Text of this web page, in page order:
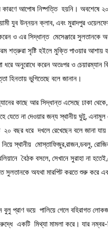
আপোষ নিষ্পত্তি হয়নি। অবশেষে
যুব উন্নয়ন ক্লাব, এবং মুরাদপুর
ও এর সিদ্ধান্ত মেসেঞ্জারে সুলতানকে
শত্রুরা সৃষ্টি হইলে মুক্তি পাওয়ার আশায়
ধরে অনুরোধে করেন অতঃপর ও চেয়ারম্যান
হিনতায় ভুগিতেছে বলে জানান।
কাছে আর সিদ্ধান্ত এসেছে ঢাকা
না দেওয়ার জন্য স্থানীয় ঘুটু, এনামুল
২০ বছর ধরে দখলে রেখেছেন বলে জানা
স্থানীয় মোস্তাফিজুর,রাজন,ডবলু,
বৈঠক বসলে, সেখানে সুরাহা না
সুলতানকে অযথা মারপিট করতে শুরু করে
প্রাণ ভয়ে পালিয়ে গেলে বহিরাগত
বিরুদ্ধে একটি মিথ্যা মামলা করে। যার